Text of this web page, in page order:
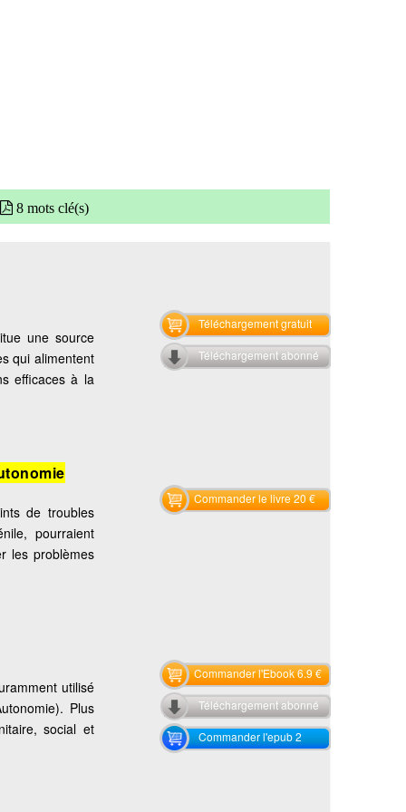
8 mots clé(s)
une source
qui alimentent
efficaces à la
Téléchargement gratuit
Téléchargement abonné
de troubles
pourraient
les problèmes
Commander le livre 20 €
utilisé
Plus
social et
Commander l'Ebook 6.9 €
Téléchargement abonné
Commander l'epub 2